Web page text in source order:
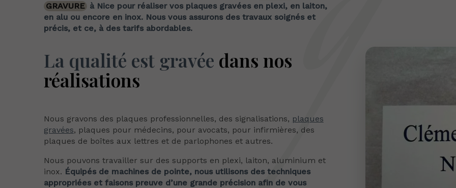
GRAVURE à Nice pour réaliser vos plaques gravées en plexi, en laiton,
en alu ou encore en inox. Nous vous assurons des travaux soignés et
précis, et ce, à des tarifs abordables.
La qualité est gravée dans nos
réalisations
Nous gravons des plaques professionnelles, des signalisations, plaques
gravées, plaques pour médecins, pour avocats, pour infirmières, des
plaques de boîtes aux lettres et de parlophones et autres.
Nous pouvons travailler sur des supports en plexi, laiton, aluminium et
inox. Équipés de machines de pointe, nous utilisons des techniques
appropriées et faisons preuve d’une grande précision afin de vous